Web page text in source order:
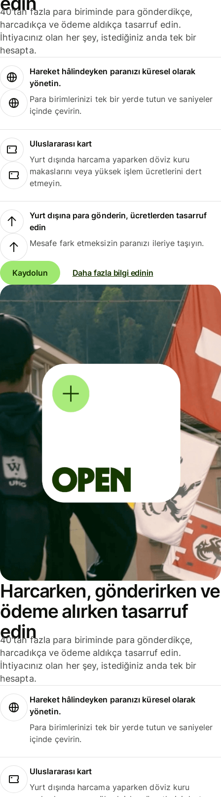
40'tan fazla para biriminde para gönderdikçe,
harcadıkça ve ödeme aldıkça tasarruf edin.
İhtiyacınız olan her şey, istediğiniz anda tek bir
hesapta.
Hareket hâlindeyken paranızı küresel olarak
yönetin.
Para birimlerinizi tek bir yerde tutun ve saniyeler
içinde çevirin.
Uluslararası kart
Yurt dışında harcama yaparken döviz kuru
makaslarını veya yüksek işlem ücretlerini dert
etmeyin.
Yurt dışına para gönderin, ücretlerden tasarruf
edin
Mesafe fark etmeksizin paranızı ileriye taşıyın.
Kaydolun Daha fazla bilgi edinin
Harcarken, gönderirken ve
ödeme alırken tasarruf
edin
40'tan fazla para biriminde para gönderdikçe,
harcadıkça ve ödeme aldıkça tasarruf edin.
İhtiyacınız olan her şey, istediğiniz anda tek bir
hesapta.
Hareket hâlindeyken paranızı küresel olarak
yönetin.
Para birimlerinizi tek bir yerde tutun ve saniyeler
içinde çevirin.
Uluslararası kart
Yurt dışında harcama yaparken döviz kuru